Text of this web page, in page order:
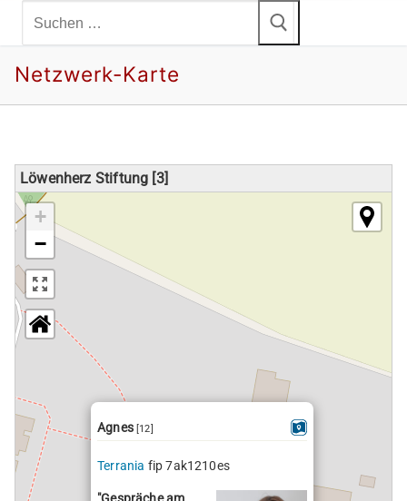
nach:
Netzwerk-Karte